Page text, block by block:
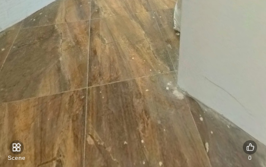
АНТРЕ:КОРИДОР ЕТ4ИЗТОЧНА
СПАЛНЯ
ЕТ4
ЗАПАДНА
СПАЛНЯ
БАНЯ С
ТОАЛЕТ
ИЗТОЧНА
СТАЯ ЕТ4
Scene 0